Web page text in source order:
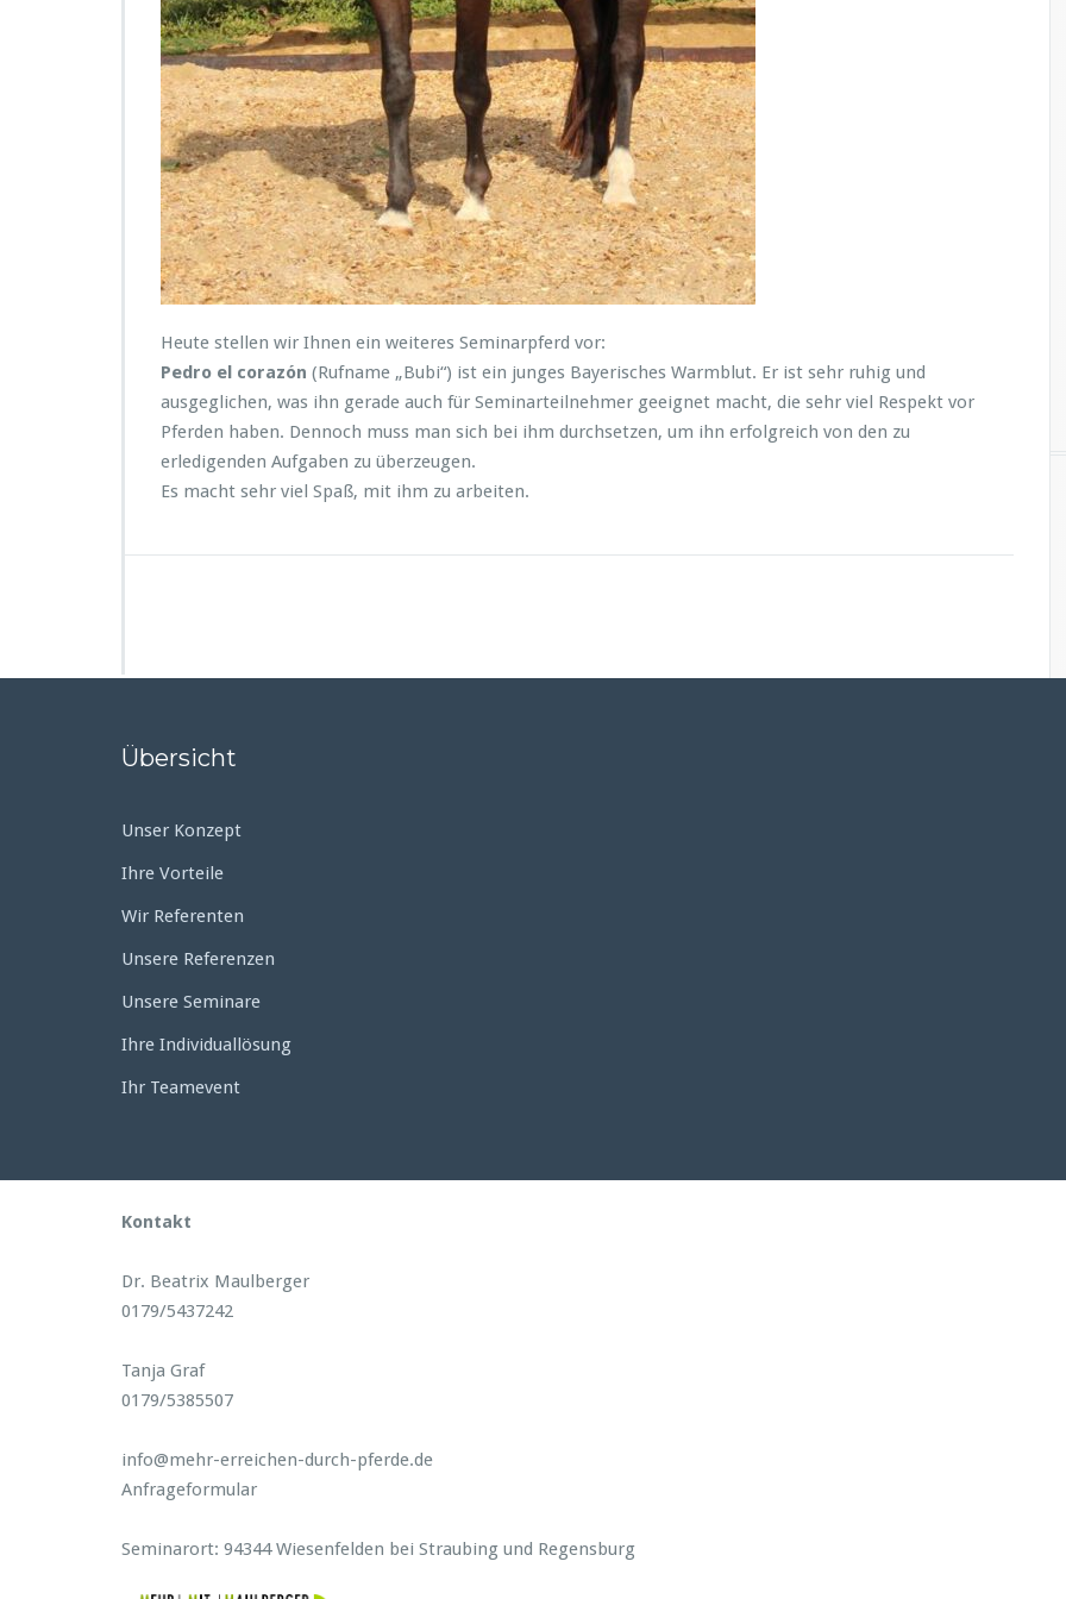
Heute stellen wir Ihnen ein weiteres Seminarpferd vor:
Pedro el corazón (Rufname „Bubi“) ist ein junges Bayerisches Warmblut. Er ist sehr ruhig und
ausgeglichen, was ihn gerade auch für Seminarteilnehmer geeignet macht, die sehr viel Respekt vor
Pferden haben. Dennoch muss man sich bei ihm durchsetzen, um ihn erfolgreich von den zu
erledigenden Aufgaben zu überzeugen.
Es macht sehr viel Spaß, mit ihm zu arbeiten.
Übersicht
Unser Konzept
Ihre Vorteile
Wir Referenten
Unsere Referenzen
Unsere Seminare
Ihre Individuallösung
Ihr Teamevent
Kontakt
Dr. Beatrix Maulberger
0179/5437242
Tanja Graf
0179/5385507
info@mehr-erreichen-durch-pferde.de
Anfrageformular
Seminarort: 94344 Wiesenfelden bei Straubing und Regensburg